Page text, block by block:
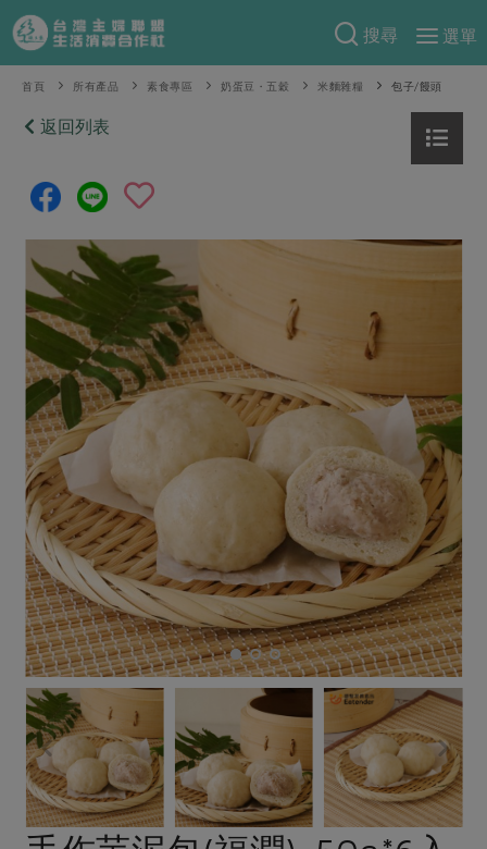
搜尋
選單
產品分類
當季蔬果
芽苗類
辛香料類
奶蛋豆・五穀
蛋
豆製品 米麵雜糧
肉品・水產
畜產肉類
水畜加工品
調理食材・點心
調味醬料/南北貨 烘焙
休閒零嘴 沖泡飲品
保健食品
居家好物
美妝保養 個人清潔
食譜料理
食材
麵食
肉食
海鮮
常備菜
蔬食
蛋料理
料理方式
烘焙．點心
醬料
湯品．鍋物
漬物
涼拌沙拉
飲品
主題食譜
特別企畫
預購活動
把最好的台灣味帶回家！
防災用品預購圓滿結束
2026年端午節預購圓滿結束
更多預購活動
當季產品
合作25-經典快閃最後一週
合作25-精選產品第四彈
合作25-精選產品第三彈
更多當季產品
議題活動
主婦聯盟X樂齡網特約優惠案
30%rPET紅烏龍茶
2024農業發展計畫年度報告
綠主張
觀點文章
主婦食堂 一籃菜真心話
社內大小事 合作聯合國
產品故事 生活提案
樂齡生活 親子食育
廚房瑜伽
關注議題
減硝酸鹽 惜食
非基改運動 支持本土農糧
廢核運動 能源議題
減添加物 減塑減廢
公益金 食農教育
更多議題
關於合作社
認識合作社
關於我們
合作社組織
員工與求才
產品檢驗
自主把關
檢驗報告
硝酸鹽檢驗
社員權益
合作社法規
社務專區
重要公告
首頁 所有產品 素食專區 奶蛋豆・五穀 米麵雜糧 包子/饅頭
返回列表